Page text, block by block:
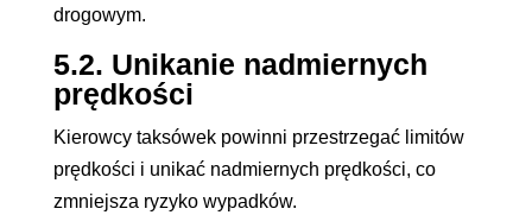
drogowym.
5.2. Unikanie nadmiernych
prędkości
Kierowcy taksówek powinni przestrzegać limitów
prędkości i unikać nadmiernych prędkości, co
zmniejsza ryzyko wypadków.